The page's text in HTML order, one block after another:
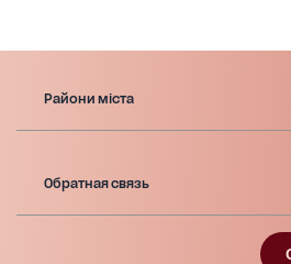
Райони міста
Обратная связь